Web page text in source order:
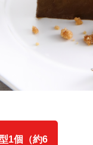
1個（約6